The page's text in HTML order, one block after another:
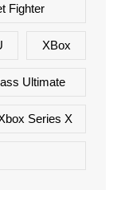
Fighter
XBox
Ultimate
Series X